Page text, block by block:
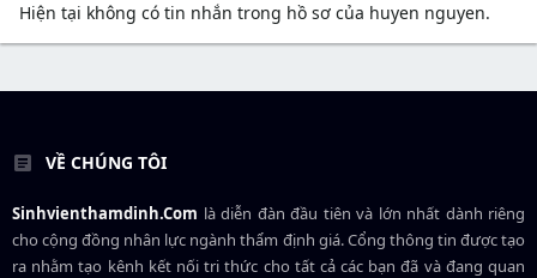
Hiện tại không có tin nhắn trong hồ sơ của huyen nguyen.
VỀ CHÚNG TÔI
Sinhvienthamdinh.Com là diễn đàn đầu tiên và lớn nhất dành riêng
cho cộng đồng nhân lực ngànhthẩm định giá. Cổng thông tin được tạo
ra nhằm tạo kênh kết nối tri thức cho tất cả các bạn đã và đang quan